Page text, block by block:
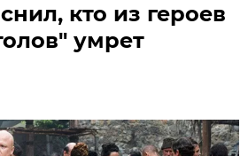
кто из героев
умрет